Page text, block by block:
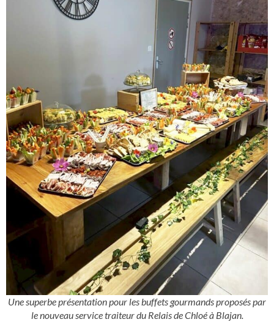
Une superbe présentation pour les buffets gourmands proposés par
le nouveau service traiteur du Relais de Chloé à Blajan.